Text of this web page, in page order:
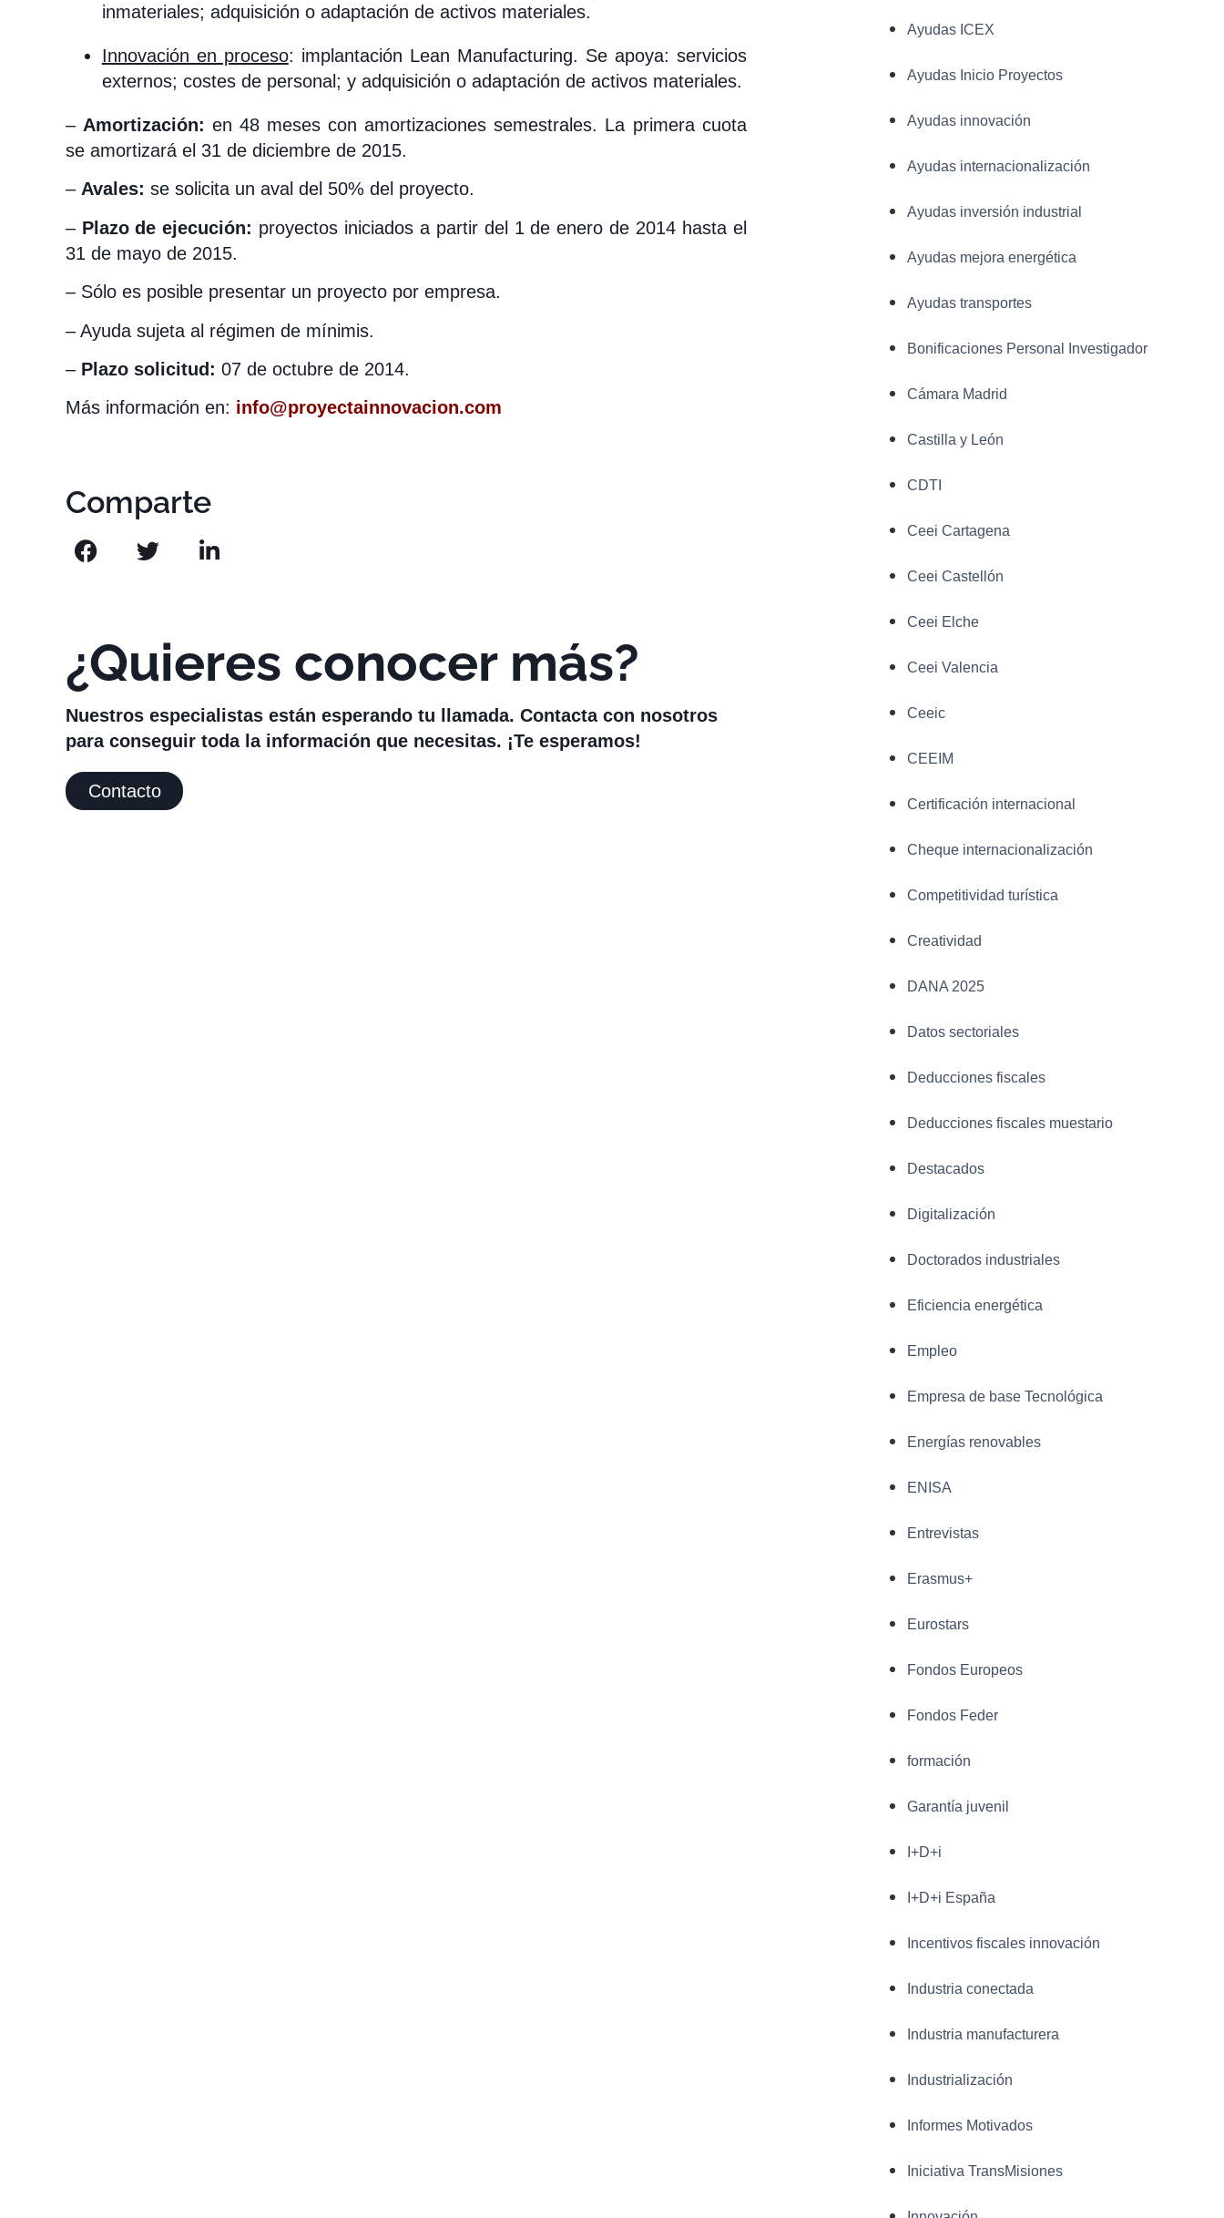
inmateriales; adquisición o adaptación de activos materiales.
Innovación en proceso: implantación Lean Manufacturing. Se apoya: servicios
externos; costes de personal; y adquisición o adaptación de activos materiales.
– Amortización: en 48 meses con amortizaciones semestrales. La primera cuota
se amortizará el 31 de diciembre de 2015.
– Avales: se solicita un aval del 50% del proyecto.
– Plazo de ejecución: proyectos iniciados a partir del 1 de enero de 2014 hasta el
31 de mayo de 2015.
– Sólo es posible presentar un proyecto por empresa.
– Ayuda sujeta al régimen de mínimis.
– Plazo solicitud: 07 de octubre de 2014.
Más información en: info@proyectainnovacion.com
Comparte
¿Quieres conocer más?
Nuestros especialistas están esperando tu llamada. Contacta con nosotros
para conseguir toda la información que necesitas. ¡Te esperamos!
Contacto
Ayudas ICEX
Ayudas Inicio Proyectos
Ayudas innovación
Ayudas internacionalización
Ayudas inversión industrial
Ayudas mejora energética
Ayudas transportes
Bonificaciones Personal Investigador
Cámara Madrid
Castilla y León
CDTI
Ceei Cartagena
Ceei Castellón
Ceei Elche
Ceei Valencia
Ceeic
CEEIM
Certificación internacional
Cheque internacionalización
Competitividad turística
Creatividad
DANA 2025
Datos sectoriales
Deducciones fiscales
Deducciones fiscales muestario
Destacados
Digitalización
Doctorados industriales
Eficiencia energética
Empleo
Empresa de base Tecnológica
Energías renovables
ENISA
Entrevistas
Erasmus+
Eurostars
Fondos Europeos
Fondos Feder
formación
Garantía juvenil
I+D+i
I+D+i España
Incentivos fiscales innovación
Industria conectada
Industria manufacturera
Industrialización
Informes Motivados
Iniciativa TransMisiones